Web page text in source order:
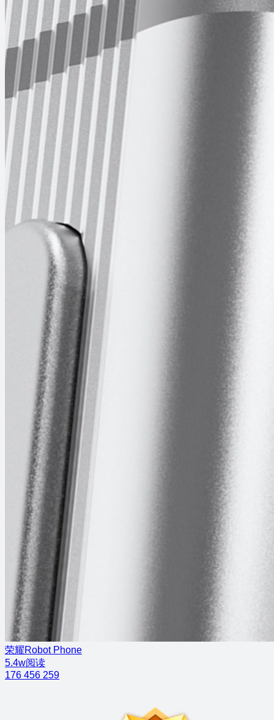
荣耀Robot Phone
5.4w阅读
176 456 259